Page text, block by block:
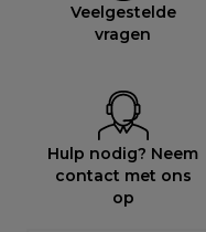
Veelgestelde
vragen
Hulp nodig? Neem
contact met ons
op